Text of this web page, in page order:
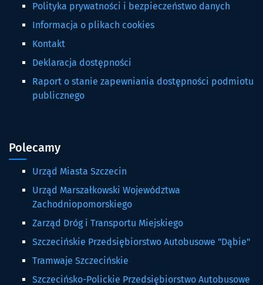
Polityka prywatności i bezpieczeństwo danych
Informacja o plikach cookies
Kontakt
Deklaracja dostępności
Raport o stanie zapewniania dostępności podmiotu
publicznego
Polecamy
Urząd Miasta Szczecin
Urząd Marszałkowski Województwa
Zachodniopomorskiego
Zarząd Dróg i Transportu Miejskiego
Szczecińskie Przedsiębiorstwo Autobusowe "Dąbie"
Tramwaje Szczecińskie
Szczecińsko-Polickie Przedsiębiorstwo Autobusowe